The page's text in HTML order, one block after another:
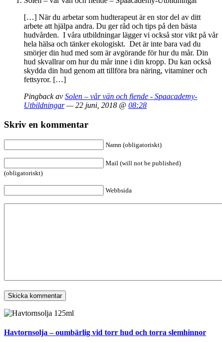
[…] När du arbetar som hudterapeut är en stor del av ditt
arbete att hjälpa andra. Du ger råd och tips på den bästa
hudvården. I våra utbildningar lägger vi också stor vikt på vår
hela hälsa och tänker ekologiskt. Det är inte bara vad du
smörjer din hud med som är avgörande för hur du mår. Din
hud skvallrar om hur du mår inne i din kropp. Du kan också
skydda din hud genom att tillföra bra näring, vitaminer och
fettsyror. […]
Pingback av Solen – vår vän och fiende - Spaacademy-
Utbildningar— 22 juni, 2018 @ 08:28
Skriv en kommentar
Namn (obligatoriskt)
Mail (will not be published)
(obligatoriskt)
Webbsida
Havtornsolja – oumbärlig vid torr hud och torra slemhinnor